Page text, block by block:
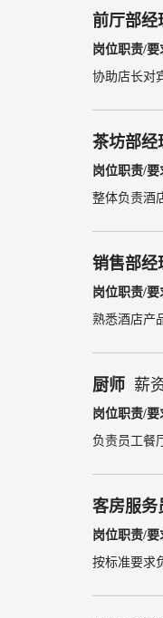
前厅部经
岗位职责/要
协助店长对
茶坊部经
岗位职责/要
整体负责酒
销售部经
岗位职责/要
熟悉酒店产
厨师 薪
岗位职责/要
负责员工餐
客房服务
岗位职责/要
按标准要求